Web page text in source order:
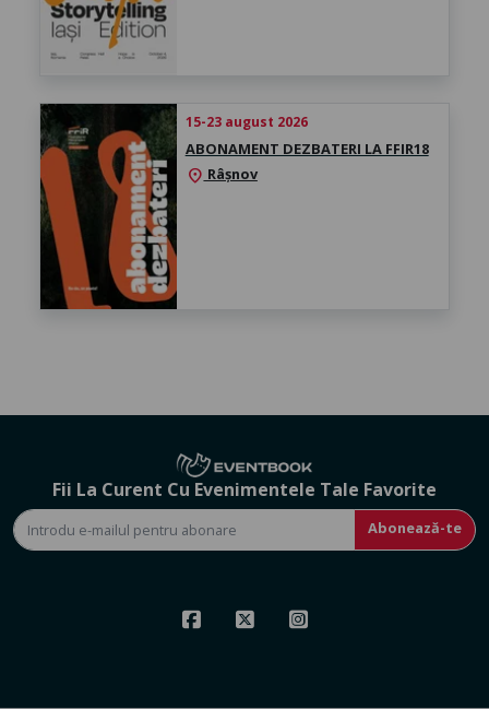
15-23 august 2026
ABONAMENT DEZBATERI LA FFIR18
location_on Râșnov
Fii La Curent Cu Evenimentele Tale Favorite
Abonează-te